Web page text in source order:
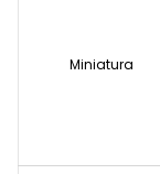
Miniatura